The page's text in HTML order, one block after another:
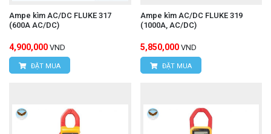
Ampe kìm AC/DC FLUKE 317
(600A AC/DC)
4,900,000 VND
ĐẶT MUA
Ampe kìm AC/DC FLUKE 319
(1000A, AC/DC)
5,850,000 VND
ĐẶT MUA